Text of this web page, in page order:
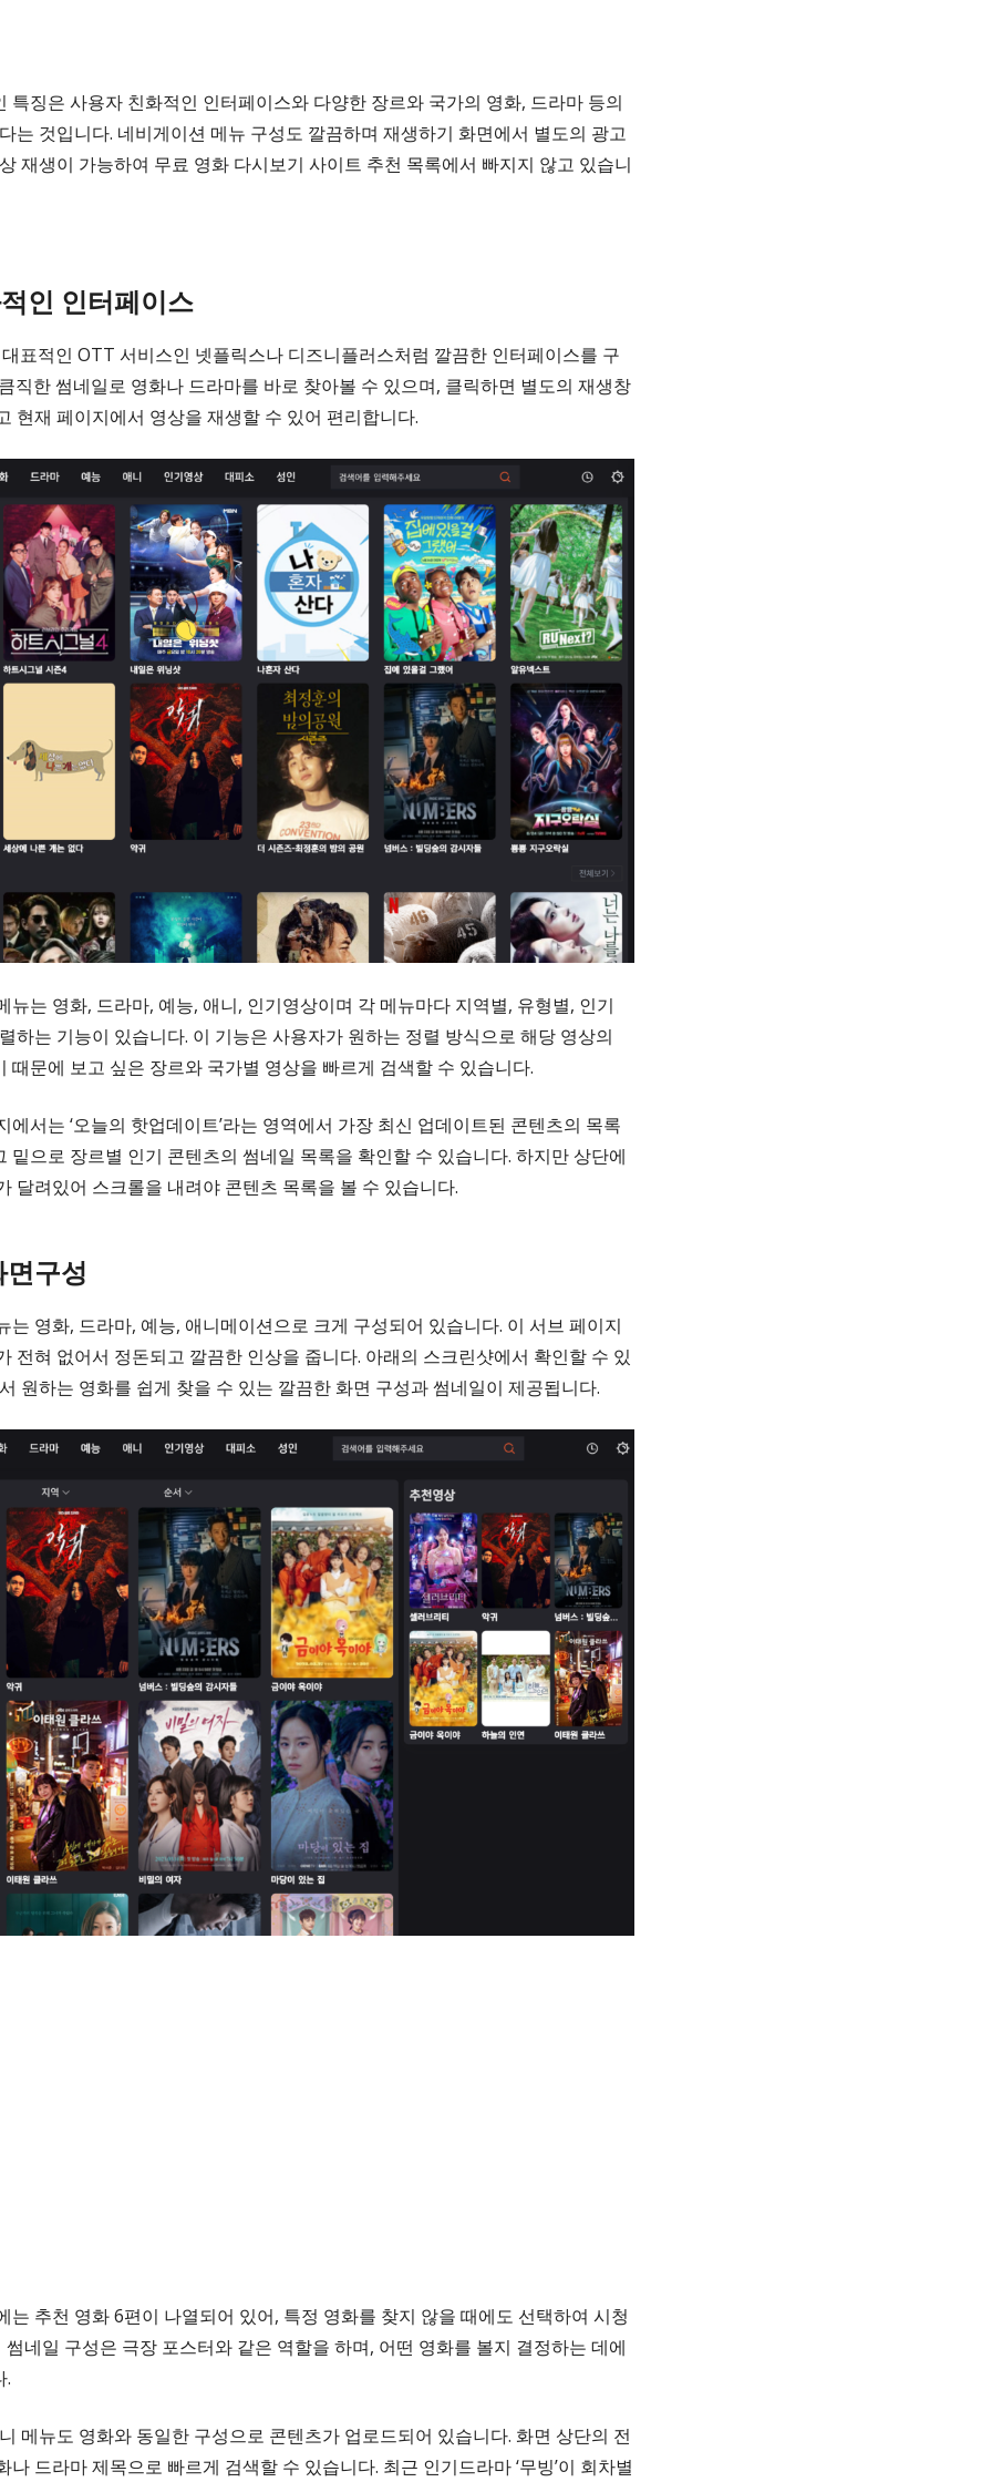
특징은 사용자 친화적인 인터페이스와 다양한 장르와 국가의 영화, 드라마 등의
는 것입니다. 네비게이션 메뉴 구성도 깔끔하며 재생하기 화면에서 별도의 광고
재생이 가능하여 무료 영화 다시보기 사이트 추천 목록에서 빠지지 않고 있습니
인 인터페이스
표적인 OTT 서비스인 넷플릭스나 디즈니플러스처럼 깔끔한 인터페이스를 구
직한 썸네일로 영화나 드라마를 바로 찾아볼 수 있으며, 클릭하면 별도의 재생창
현재 페이지에서 영상을 재생할 수 있어 편리합니다.
뉴는 영화, 드라마, 예능, 애니, 인기영상이며 각 메뉴마다 지역별, 유형별, 인기
하는 기능이 있습니다. 이 기능은 사용자가 원하는 정렬 방식으로 해당 영상의
때문에 보고 싶은 장르와 국가별 영상을 빠르게 검색할 수 있습니다.
에서는 ‘오늘의 핫업데이트’라는 영역에서 가장 최신 업데이트된 콘텐츠의 목록
밑으로 장르별 인기 콘텐츠의 썸네일 목록을 확인할 수 있습니다. 하지만 상단에
달려있어 스크롤을 내려야 콘텐츠 목록을 볼 수 있습니다.
구성
는 영화, 드라마, 예능, 애니메이션으로 크게 구성되어 있습니다. 이 서브 페이지
전혀 없어서 정돈되고 깔끔한 인상을 줍니다. 아래의 스크린샷에서 확인할 수 있
원하는 영화를 쉽게 찾을 수 있는 깔끔한 화면 구성과 썸네일이 제공됩니다.
는 추천 영화 6편이 나열되어 있어, 특정 영화를 찾지 않을 때에도 선택하여 시청
썸네일 구성은 극장 포스터와 같은 역할을 하며, 어떤 영화를 볼지 결정하는 데에
.
메뉴도 영화와 동일한 구성으로 콘텐츠가 업로드되어 있습니다. 화면 상단의 전
나 드라마 제목으로 빠르게 검색할 수 있습니다. 최근 인기드라마 ‘무빙’이 회차별